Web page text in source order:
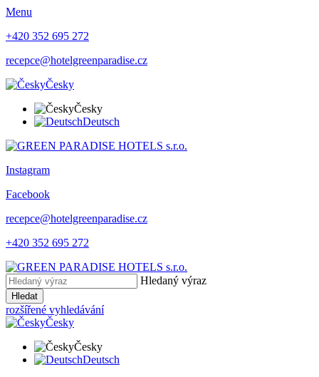
Menu
+420 352 695 272
recepce@hotelgreenparadise.cz
Česky
Česky
Deutsch
Instagram
Facebook
recepce@hotelgreenparadise.cz
+420 352 695 272
Hledaný výraz
Hledat
rozšířené vyhledávání
Česky
Česky
Deutsch